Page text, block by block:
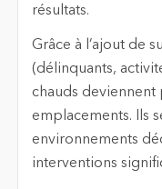
résultats.
Grâce à l’ajout de
(délinquants,
chauds deviennent
emplacements. Ils
environnements
interventions